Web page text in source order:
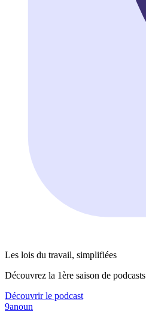
Les lois du travail, simplifiées
Découvrez la 1ère saison de podcasts
Découvrir le podcast
9anoun